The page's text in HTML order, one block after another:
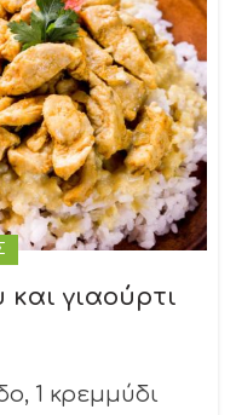
γιαούρτι
1 κρεμμύδι